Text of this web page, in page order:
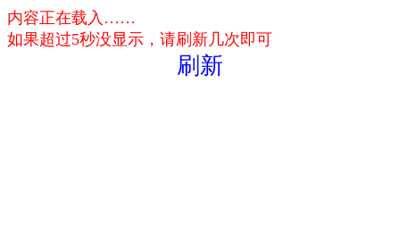
内容正在载入……
如果超过5秒没显示，请刷新几次即可
刷新